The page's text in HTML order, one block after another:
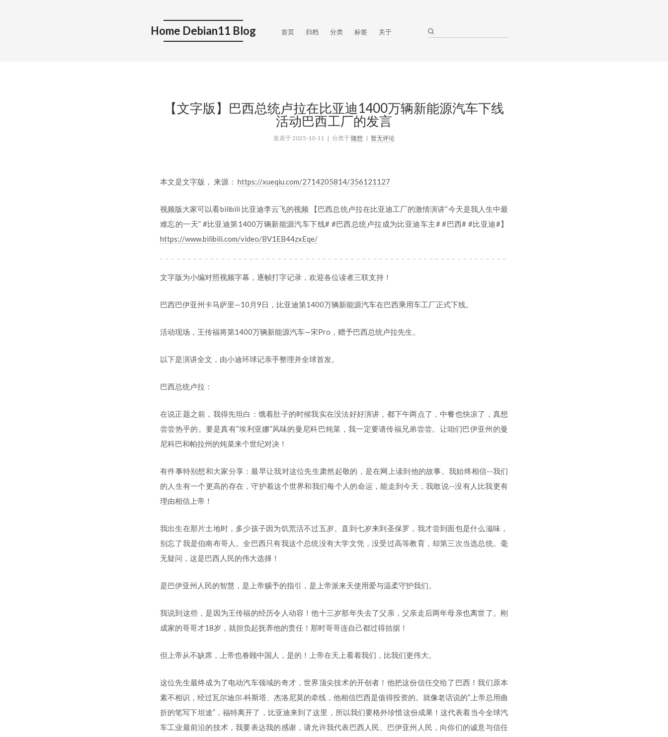
Home Debian11 Blog 首页 归档 分类 标签 关于
【文字版】巴西总统卢拉在比亚迪1400万辆新能源汽车下线
活动巴西工厂的发言
发表于2025-10-11 | 分类于随想 | 暂无评论
本文是文字版， 来源： https://xueqiu.com/2714205814/356121127
视频版大家可以看bilibili 比亚迪李云飞的视频 【巴西总统卢拉在比亚迪工厂的激情演讲“今天是我人生中最
难忘的一天” #比亚迪第1400万辆新能源汽车下线# #巴西总统卢拉成为比亚迪车主# #巴西# #比亚迪#】
https://www.bilibili.com/video/BV1EB44zxEqe/
文字版为小编对照视频字幕，逐帧打字记录，欢迎各位读者三联支持！
巴西巴伊亚州卡马萨里—10月9日，比亚迪第1400万辆新能源汽车在巴西乘用车工厂正式下线。
活动现场，王传福将第1400万辆新能源汽车—宋Pro，赠予巴西总统卢拉先生。
以下是演讲全文，由小迪环球记亲手整理并全球首发。
巴西总统卢拉：
在说正题之前，我得先坦白：饿着肚子的时候我实在没法好好演讲，都下午两点了，中餐也快凉了，真想
尝尝热乎的。要是真有“埃利亚娜”风味的曼尼科巴炖菜，我一定要请传福兄弟尝尝。让咱们巴伊亚州的曼
尼科巴和帕拉州的炖菜来个世纪对决！
有件事特别想和大家分享：最早让我对这位先生肃然起敬的，是在网上读到他的故事。我始终相信--我们
的人生有一个更高的存在，守护着这个世界和我们每个人的命运，能走到今天，我敢说--没有人比我更有
理由相信上帝！
我出生在那片土地时，多少孩子因为饥荒活不过五岁。直到七岁来到圣保罗，我才尝到面包是什么滋味，
别忘了我是伯南布哥人。全巴西只有我这个总统没有大学文凭，没受过高等教育，却第三次当选总统。毫
无疑问，这是巴西人民的伟大选择！
是巴伊亚州人民的智慧，是上帝赐予的指引，是上帝派来天使用爱与温柔守护我们。
我说到这些，是因为王传福的经历令人动容！他十三岁那年失去了父亲，父亲走后两年母亲也离世了。刚
成家的哥哥才18岁，就担负起抚养他的责任！那时哥哥连自己都过得拮据！
但上帝从不缺席，上帝也眷顾中国人，是的！上帝在天上看着我们，比我们更伟大。
这位先生最终成为了电动汽车领域的奇才，世界顶尖技术的开创者！他把这份信任交给了巴西！我们原本
素不相识，经过瓦尔迪尔·科斯塔、杰洛尼莫的牵线，他相信巴西是值得投资的。就像老话说的“上帝总用曲
折的笔写下坦途”，福特离开了，比亚迪来到了这里，所以我们要格外珍惜这份成果！这代表着当今全球汽
车工业最前沿的技术，我要表达我的感谢，请允许我代表巴西人民、巴伊亚州人民，向你们的诚意与信任